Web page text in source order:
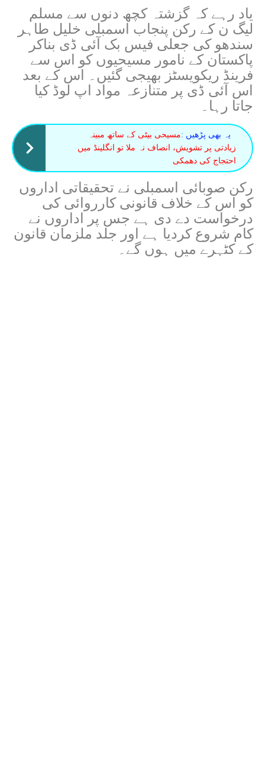
یاد رہے کہ گزشتہ کچھ دنوں سے مسلم
لیگ ن کے رکن پنجاب اسمبلی خلیل طاہر
سندھو کی جعلی فیس بک آئی ڈی بناکر
پاکستان کے نامور مسیحیوں کو اس سے
فرینڈ ریکویسٹز بھیجی گئیں۔ اس کے بعد
اس آئی ڈی پر متنازعہ مواد اپ لوڈ کیا
جاتا رہا۔
یہ بھی پڑھیں :مسیحی بیٹی کے ساتھ مبینہ
زیادتی پر تشویش، انصاف نہ ملا تو انگلینڈ میں
احتجاج کی دھمکی
رکن صوبائی اسمبلی نے تحقیقاتی اداروں
کو اس کے خلاف قانونی کارروائی کی
درخواست دے دی ہے جس پر اداروں نے
کام شروع کردیا ہے اور جلد ملزمان قانون
کے کٹہرے میں ہوں گے۔